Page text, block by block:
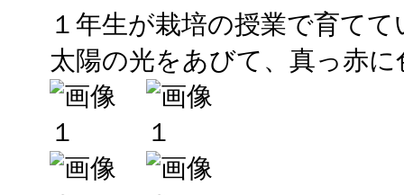
１年生が栽培の授業で育て
太陽の光をあびて、真っ赤